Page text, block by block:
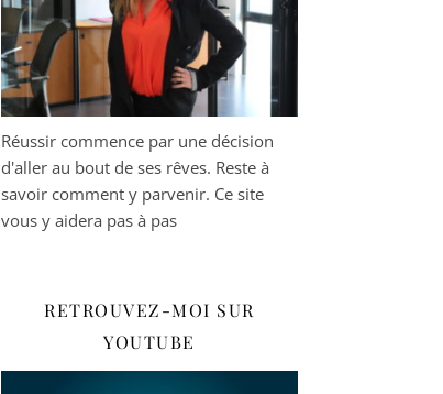
Réussir commence par une décision
d'aller au bout de ses rêves. Reste à
savoir comment y parvenir. Ce site
vous y aidera pas à pas
RETROUVEZ-MOI SUR
YOUTUBE